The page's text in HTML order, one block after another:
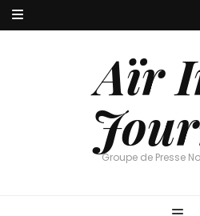
Aïr
Groupe de Presse